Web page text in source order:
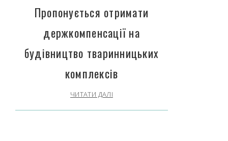
Пропонується отримати
держкомпенсації на
будівництво тваринницьких
комплексів
ЧИТАТИ ДАЛІ